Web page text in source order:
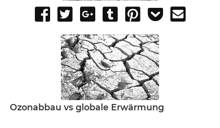
Share
Facebook
Tweet
Share
Google+
Post
Tumblr
Pin
Add
Ozonabbau vs globale Erwärmung